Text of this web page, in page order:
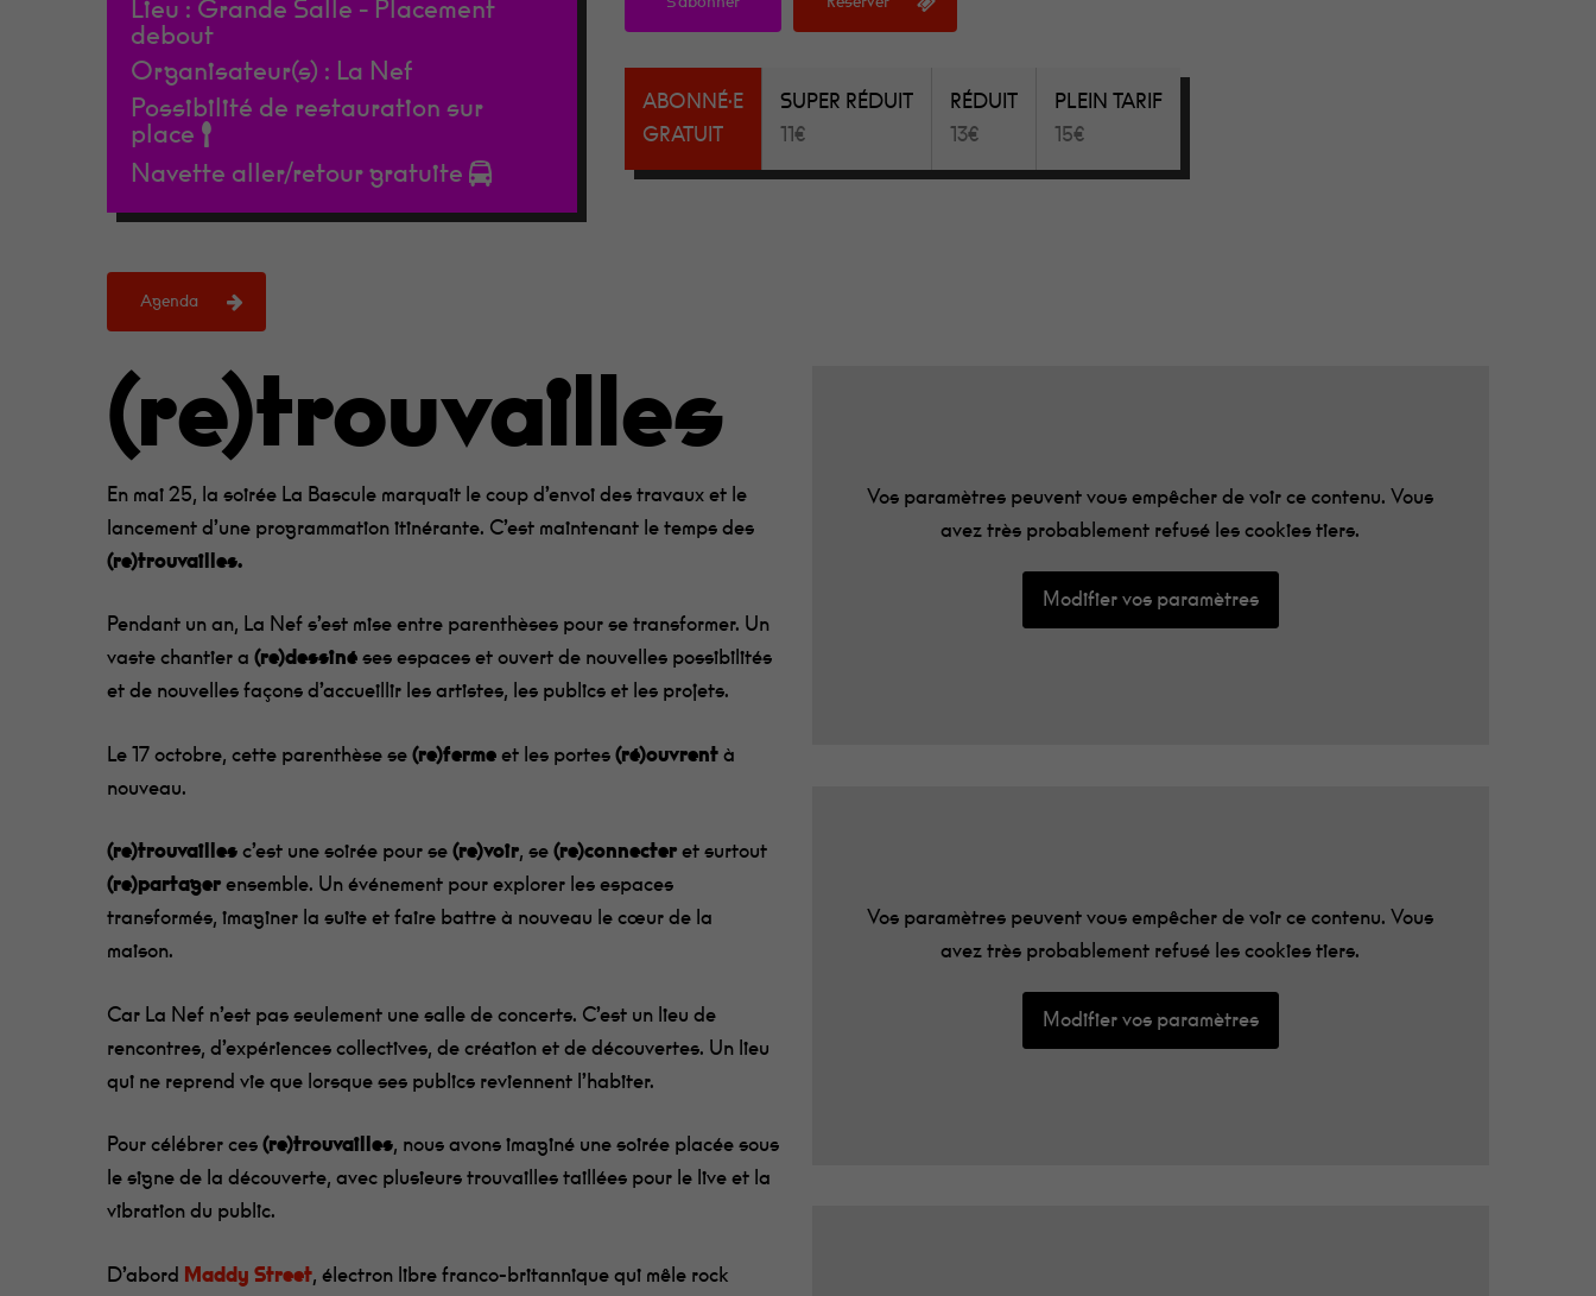
Appuie sur Entrée pour rechercher ou sur ESC pour fermer
Lieu : Grande Salle - Placement
debout
Organisateur(s) : La Nef
Possibilité de restauration sur
place
Navette aller/retour gratuite
ABONNÉ·E
GRATUIT
SUPER RÉDUIT
11€
RÉDUIT
13€
PLEIN TARIF
15€
Agenda
(re)trouvailles
En mai 25, la soirée La Bascule marquait le coup d’envoi des travaux et le
lancement d’une programmation itinérante. C’est maintenant le temps des
(re)trouvailles.
Pendant un an, La Nef s’est mise entre parenthèses pour se transformer. Un
vaste chantier a(re)dessiné ses espaces et ouvert de nouvelles possibilités
et de nouvelles façons d’accueillir les artistes, les publics et les projets.
Le 17 octobre, cette parenthèse se(re)ferme et les portes(ré)ouvrentà
nouveau.
(re)trouvaillesc’est une soirée pour se(re)voir, se (re)connecteret surtout
(re)partagerensemble. Un événement pour explorer les espaces
transformés, imaginer la suite et faire battre à nouveau le cœur de la
maison.
Car La Nef n’est pas seulement une salle de concerts. C’est un lieu de
rencontres, d’expériences collectives, de création et de découvertes. Un lieu
qui ne reprend vie que lorsque ses publics reviennent l’habiter.
Pour célébrer ces (re)trouvailles, nous avons imaginé une soirée placée sous
le signe de la découverte, avec plusieurs trouvailles taillées pour le live et la
vibration du public.
D’abord Maddy Street, électron libre franco-britannique qui mêle rock
Vos paramètres peuvent vous empêcher de voir ce contenu. Vous
avez très probablement refusé les cookies tiers.
Modifier vos paramètres
Vos paramètres peuvent vous empêcher de voir ce contenu. Vous
avez très probablement refusé les cookies tiers.
Modifier vos paramètres